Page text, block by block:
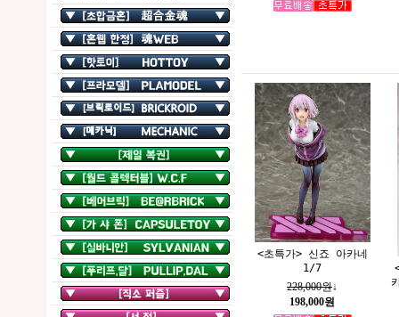
<초특가> 신죠 아카네
1/7
228,000원↓
198,000원